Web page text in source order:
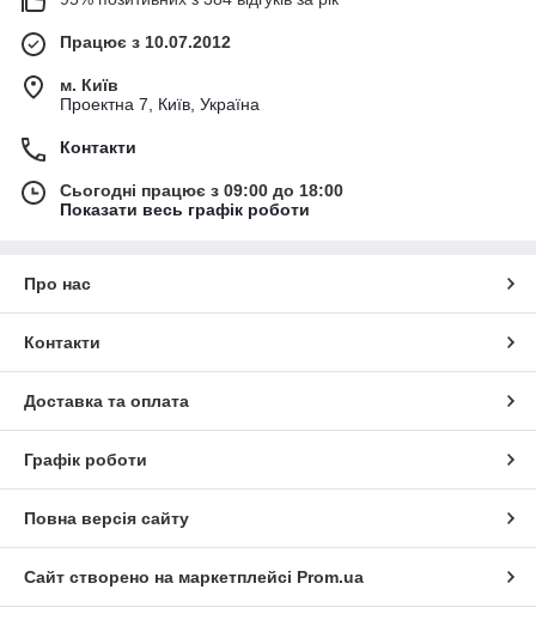
Працює з 10.07.2012
м. Київ
Проектна 7, Київ, Україна
Контакти
Сьогодні працює з 09:00 до 18:00
Показати весь графік роботи
Про нас
Контакти
Доставка та оплата
Графік роботи
Повна версія сайту
Сайт створено на маркетплейсі Prom.ua